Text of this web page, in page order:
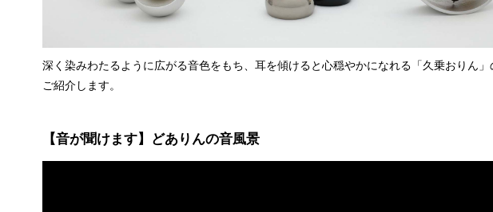
深く染みわたるように広がる音色をもち、耳を傾けると心穏やかになれる「久乗おりん」
ご紹介します。
【音が聞けます】どありんの音風景